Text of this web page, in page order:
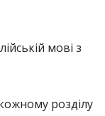
мові з
розділу